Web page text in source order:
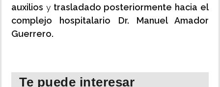
auxilios y trasladado posteriormente hacia el
complejo hospitalario Dr. Manuel Amador
Guerrero.
Te puede interesar